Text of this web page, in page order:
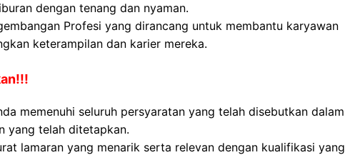
dengan tenang dan nyaman.
Profesi yang dirancang untuk membantu karyawan
keterampilan dan karier mereka.
memenuhi seluruh persyaratan yang telah disebutkan dalam
yang telah ditetapkan.
lamaran yang menarik serta relevan dengan kualifikasi yang